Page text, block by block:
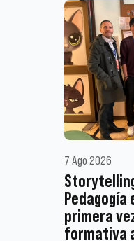
7 Ago 2026
Pedagogía
primera
formativa